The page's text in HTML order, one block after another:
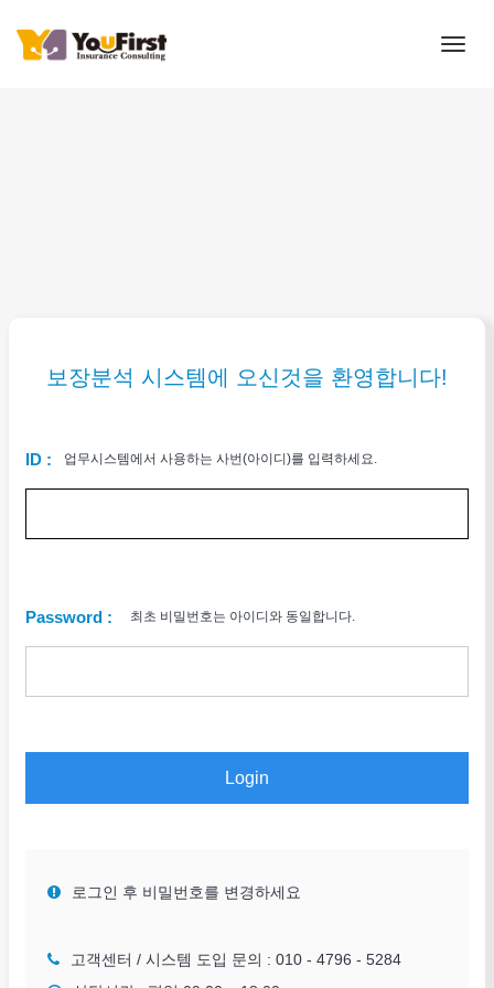
보장분석 시스템에 오신것을 환영합니다!
ID : 업무시스템에서 사용하는 사번(아이디)를 입력하세요.
Password : 최초 비밀번호는 아이디와 동일합니다.
Login
로그인 후 비밀번호를 변경하세요
고객센터 / 시스템 도입 문의 : 010 - 4796 - 5284